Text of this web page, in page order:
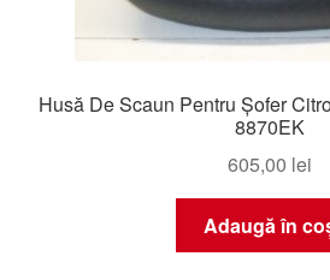
Husă De Scaun Pentru Șofer
8870EK
605,00 lei
Adaugă în